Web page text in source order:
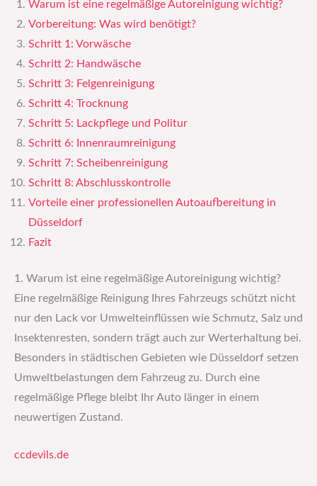
Warum ist eine regelmäßige Autoreinigung wichtig?
Vorbereitung: Was wird benötigt?
Schritt 1: Vorwäsche
Schritt 2: Handwäsche
Schritt 3: Felgenreinigung
Schritt 4: Trocknung
Schritt 5: Lackpflege und Politur
Schritt 6: Innenraumreinigung
Schritt 7: Scheibenreinigung
Schritt 8: Abschlusskontrolle
Vorteile einer professionellen Autoaufbereitung in
Düsseldorf
Fazit
1. Warum ist eine regelmäßige Autoreinigung wichtig?
Eine regelmäßige Reinigung Ihres Fahrzeugs schützt nicht
nur den Lack vor Umwelteinflüssen wie Schmutz, Salz und
Insektenresten, sondern trägt auch zur Werterhaltung bei.
Besonders in städtischen Gebieten wie Düsseldorf setzen
Umweltbelastungen dem Fahrzeug zu. Durch eine
regelmäßige Pflege bleibt Ihr Auto länger in einem
neuwertigen Zustand.
ccdevils.de